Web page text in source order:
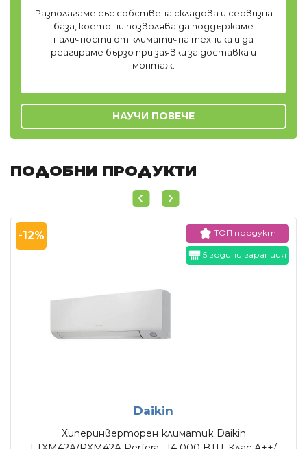
Разполагаме със собствена складова и сервизна
база, което ни позволява да поддържаме
наличности от климатична техника и да
реагираме бързо при заявки за доставка и
монтаж.
НАУЧИ ПОВЕЧЕ
ПОДОБНИ ПРОДУКТИ
-12% ТОП продукт
5 години гаранция
Daikin
Хиперинверторен климатик Daikin